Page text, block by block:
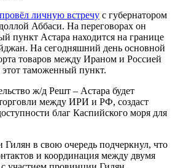
провёл личную встречу с губернатором
Аббаси. На переговорах он
пункт Астара находится на границе
На сегодняшний день основной
товаров между Ираном и Россией
таможенный пункт.
ж/д Решт – Астара будет
торговли между ИРИ и РФ, создаст
благ Каспийского моря для
Гилян в свою очередь подчеркнул, что
и координация между двумя